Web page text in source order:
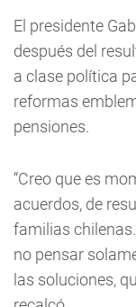
El presidente
después del
a clase política
reformas
pensiones.
“Creo que es
acuerdos, de
familias
no pensar
las soluciones,